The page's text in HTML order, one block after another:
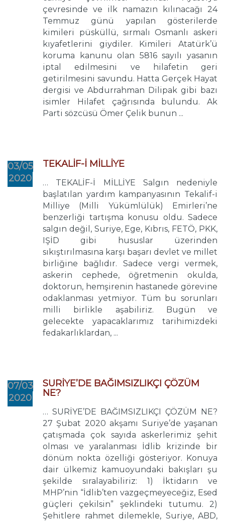
çevresinde ve ilk namazın kılınacağı 24
Temmuz günü yapılan gösterilerde
kimileri püsküllü, sırmalı Osmanlı askeri
kıyafetlerini giydiler. Kimileri Atatürk’ü
koruma kanunu olan 5816 sayılı yasanın
iptal edilmesini ve hilafetin geri
getirilmesini savundu. Hatta Gerçek Hayat
dergisi ve Abdurrahman Dilipak gibi bazı
isimler Hilafet çağrısında bulundu. Ak
Parti sözcüsü Ömer Çelik bunun ...
03/05
2020
TEKALİF-İ MİLLİYE
… TEKALİF-İ MİLLİYE Salgın nedeniyle
başlatılan yardım kampanyasının Tekalif-i
Milliye (Milli Yükümlülük) Emirleri’ne
benzerliği tartışma konusu oldu. Sadece
salgın değil, Suriye, Ege, Kıbrıs, FETÖ, PKK,
IŞİD gibi hususlar üzerinden
sıkıştırılmasına karşı başarı devlet ve millet
birliğine bağlıdır. Sadece vergi vermek,
askerin cephede, öğretmenin okulda,
doktorun, hemşirenin hastanede görevine
odaklanması yetmiyor. Tüm bu sorunları
milli birlikle aşabiliriz. Bugün ve
gelecekte yapacaklarımız tarihimizdeki
fedakarlıklardan, ...
07/03
2020
SURİYE’DE BAĞIMSIZLIKÇI ÇÖZÜM
NE?
… SURİYE’DE BAĞIMSIZLIKÇI ÇÖZÜM NE?
27 Şubat 2020 akşamı Suriye’de yaşanan
çatışmada çok sayıda askerlerimiz şehit
olması ve yaralanması İdlib krizinde bir
dönüm nokta özelliği gösteriyor. Konuya
dair ülkemiz kamuoyundaki bakışları şu
şekilde sıralayabiliriz: 1) İktidarın ve
MHP’nin “İdlib’ten vazgeçmeyeceğiz, Esed
güçleri çekilsin” şeklindeki tutumu. 2)
Şehitlere rahmet dilemekle, Suriye, ABD,